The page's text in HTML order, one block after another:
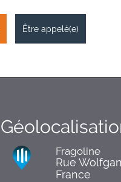
Être appelé(e)
Fragoline
Rue
France